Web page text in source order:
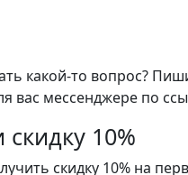
какой-то вопрос?
вас мессенджере по
10%
скидку 10% на